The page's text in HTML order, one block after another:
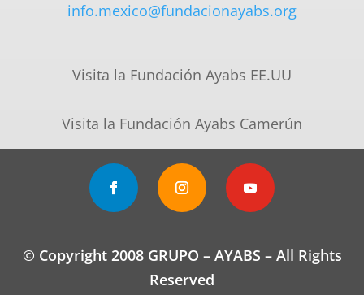
info.mexico@fundacionayabs.org
Visita la Fundación Ayabs EE.UU
Visita la Fundación Ayabs Camerún
© Copyright 2008 GRUPO – AYABS – All Rights
Reserved